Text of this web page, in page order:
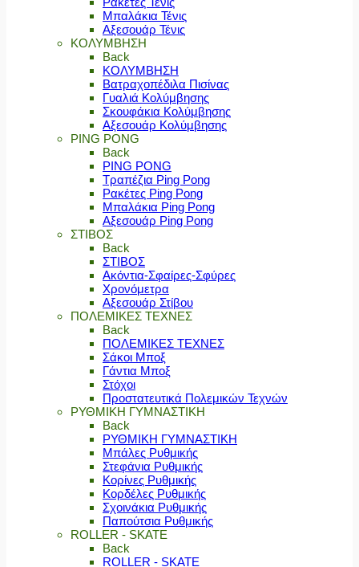
Μπαλάκια Τένις
Αξεσουάρ Τένις
ΚΟΛΥΜΒΗΣΗ
Back
ΚΟΛΥΜΒΗΣΗ
Βατραχοπέδιλα Πισίνας
Γυαλιά Κολύμβησης
Σκουφάκια Κολύμβησης
Αξεσουάρ Κολύμβησης
PING PONG
Back
PING PONG
Τραπέζια Ping Pong
Ρακέτες Ping Pong
Μπαλάκια Ping Pong
Αξεσουάρ Ping Pong
ΣΤΙΒΟΣ
Back
ΣΤΙΒΟΣ
Ακόντια-Σφαίρες-Σφύρες
Χρονόμετρα
Αξεσουάρ Στίβου
ΠΟΛΕΜΙΚΕΣ ΤΕΧΝΕΣ
Back
ΠΟΛΕΜΙΚΕΣ ΤΕΧΝΕΣ
Σάκοι Μποξ
Γάντια Μποξ
Στόχοι
Προστατευτικά Πολεμικών Τεχνών
ΡΥΘΜΙΚΗ ΓΥΜΝΑΣΤΙΚΗ
Back
ΡΥΘΜΙΚΗ ΓΥΜΝΑΣΤΙΚΗ
Μπάλες Ρυθμικής
Στεφάνια Ρυθμικής
Κορίνες Ρυθμικής
Κορδέλες Ρυθμικής
Σχοινάκια Ρυθμικής
Παπούτσια Ρυθμικής
ROLLER - SKATE
Back
ROLLER - SKATE